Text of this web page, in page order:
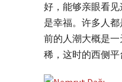
好，能够亲眼看
是幸福。许多人
前的人潮大概是
稀，这时的西侧平